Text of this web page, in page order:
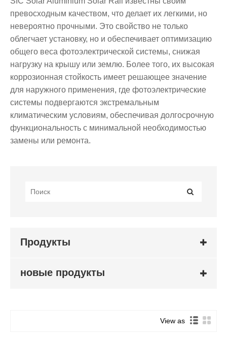
превосходным качеством, что делает их легкими, но
невероятно прочными. Это свойство не только
облегчает установку, но и обеспечивает оптимизацию
общего веса фотоэлектрической системы, снижая
нагрузку на крышу или землю. Более того, их высокая
коррозионная стойкость имеет решающее значение
для наружного применения, где фотоэлектрические
системы подвергаются экстремальным
климатическим условиям, обеспечивая долгосрочную
функциональность с минимальной необходимостью
замены или ремонта.
Продукты
новые продукты
View as